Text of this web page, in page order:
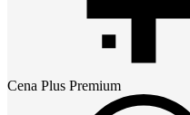
Cena Plus Premium